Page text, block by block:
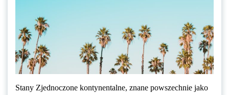
Stany Zjednoczone kontynentalne, znane powszechnie jako